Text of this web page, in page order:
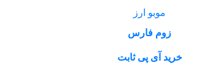
موبو ارز
زوم فارس
خرید آی پی ثابت